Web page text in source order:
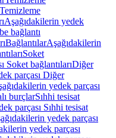
Aşağıdakilerin yedek
bağlantı
BağlantılarAşağıdakilerin
Soket
Soket bağlantılarıDiğer
parçası Diğer
yedek parçası
burçlarSıhhi tesisat
parçası Sıhhi tesisat
yedek parçası
yedek parçası